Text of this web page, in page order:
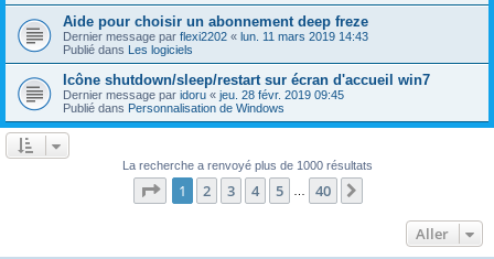
Aide pour choisir un abonnement deep freze
Dernier message par flexi2202 « lun. 11 mars 2019 14:43
Publié dans Les logiciels
Icône shutdown/sleep/restart sur écran d'accueil win7
Dernier message par idoru « jeu. 28 févr. 2019 09:45
Publié dans Personnalisation de Windows
La recherche a renvoyé plus de 1000 résultats
Page 1sur40
1 2 3 4 5 40
Aller